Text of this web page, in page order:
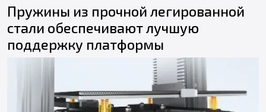
Пружины из прочной легированной
стали обеспечивают лучшую
поддержку платформы